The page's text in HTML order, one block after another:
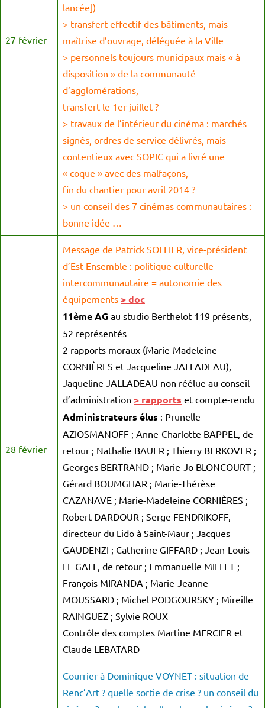
27 février
lancée])
> transfert effectif des bâtiments, mais
maîtrise d’ouvrage, déléguée à la Ville
> personnels toujours municipaux mais « à
disposition » de la communauté
d’agglomérations,
transfert le 1er juillet ?
> travaux de l’intérieur du cinéma : marchés
signés, ordres de service délivrés, mais
contentieux avec SOPIC qui a livré une
« coque » avec des malfaçons,
fin du chantier pour avril 2014 ?
> un conseil des 7 cinémas communautaires :
bonne idée …
28 février
Message de Patrick SOLLIER, vice-président
d’Est Ensemble : politique culturelle
intercommunautaire = autonomie des
équipements > doc
11ème AG au studio Berthelot 119 présents,
52 représentés
2 rapports moraux (Marie-Madeleine
CORNIÈRES et Jacqueline JALLADEAU),
Jaqueline JALLADEAU non réélue au conseil
d’administration > rapports et compte-rendu
Administrateurs élus : Prunelle
AZIOSMANOFF ; Anne-Charlotte BAPPEL, de
retour ; Nathalie BAUER ; Thierry BERKOVER ;
Georges BERTRAND ; Marie-Jo BLONCOURT ;
Gérard BOUMGHAR ; Marie-Thérèse
CAZANAVE ; Marie-Madeleine CORNIÈRES ;
Robert DARDOUR ; Serge FENDRIKOFF,
directeur du Lido à Saint-Maur ; Jacques
GAUDENZI ; Catherine GIFFARD ; Jean-Louis
LE GALL, de retour ; Emmanuelle MILLET ;
François MIRANDA ; Marie-Jeanne
MOUSSARD ; Michel PODGOURSKY ; Mireille
RAINGUEZ ; Sylvie ROUX
Contrôle des comptes Martine MERCIER et
Claude LEBATARD
Courrier à Dominique VOYNET : situation de
Renc’Art ? quelle sortie de crise ? un conseil du